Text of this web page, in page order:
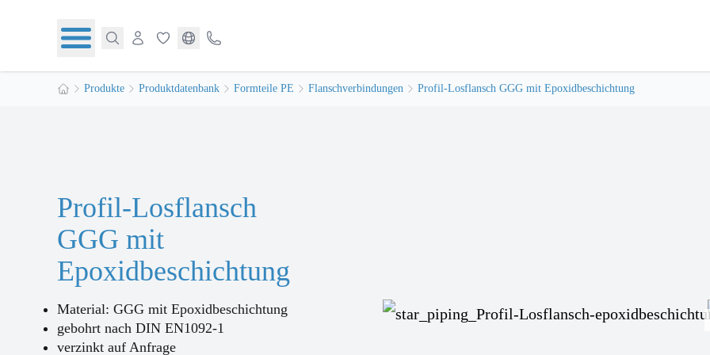
Produkte Produktdatenbank Formteile PE Flanschverbindungen Profil-Losflansch GGG mit Epoxidbeschichtung
Profil-Losflansch
GGG mit
Epoxidbeschichtung
Material: GGG mit Epoxidbeschichtung
gebohrt nach DIN EN1092-1
verzinkt auf Anfrage